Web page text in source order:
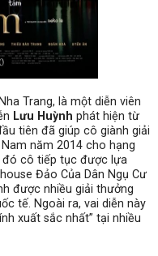
Trang, là một diễn viên
Lưu Huỳnh phát hiện từ
tiên đã giúp cô giành giải
năm 2014 cho hạng
đó cô tiếp tục được lựa
Đảo Của Dân Ngụ Cư
được nhiều giải thưởng
tế. Ngoài ra, vai diễn này
xuất sắc nhất” tại nhiều